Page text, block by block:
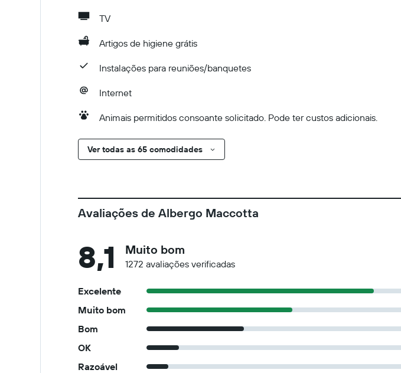
TV
Artigos de higiene grátis
Instalações para reuniões/banquetes
Internet
Animais permitidos consoante solicitado. Pode ter custos adicionais.
Ver todas as 65 comodidades
Avaliações de Albergo Maccotta
8,1 Muito bom
1272 avaliações verificadas
Excelente
Muito bom
Bom
OK
Razoável